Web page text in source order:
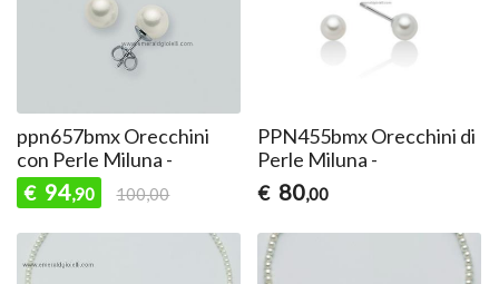
ppn657bmx Orecchini
con Perle Miluna -
€ 94,90 100,00
PPN455bmx Orecchini di
Perle Miluna -
€ 80,00